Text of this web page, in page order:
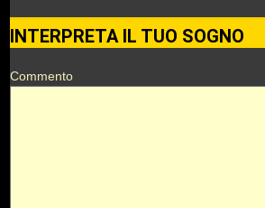
INTERPRETA IL TUO SOGNO
Commento